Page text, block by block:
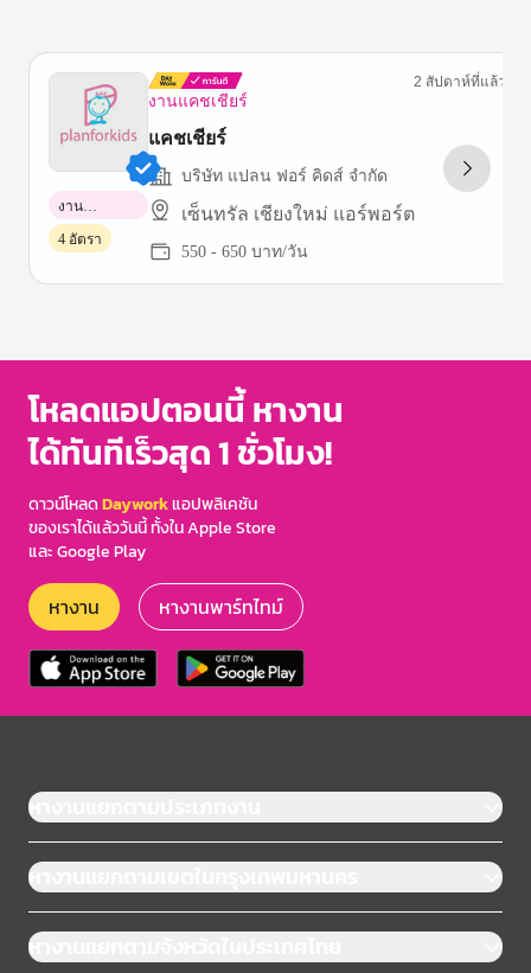
งานแคชเชียร์
2 สัปดาห์ที่แล้ว
แคชเชียร์
บริษัท แปลน ฟอร์ คิดส์ จำกัด
เซ็นทรัล เชียงใหม่ แอร์พอร์ต
550 - 650 บาท/วัน
งาน
พาร์ทไทม์
4 อัตรา
of
โหลดแอปตอนนี้ หางาน
ได้ทันทีเร็วสุด 1 ชั่วโมง!
ดาวน์โหลดDayworkแอปพลิเคชัน
ของเราได้แล้ววันนี้ ทั้งใน Apple Store
และ Google Play
หางาน หางานพาร์ทไทม์
หางานแยกตามประเภทงาน
หางานแยกตามเขตในกรุงเทพมหานคร
หางานแยกตามจังหวัดในประเทศไทย